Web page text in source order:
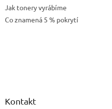
Jak tonery vyrábíme
Co znamená 5 % pokrytí
Kontakt